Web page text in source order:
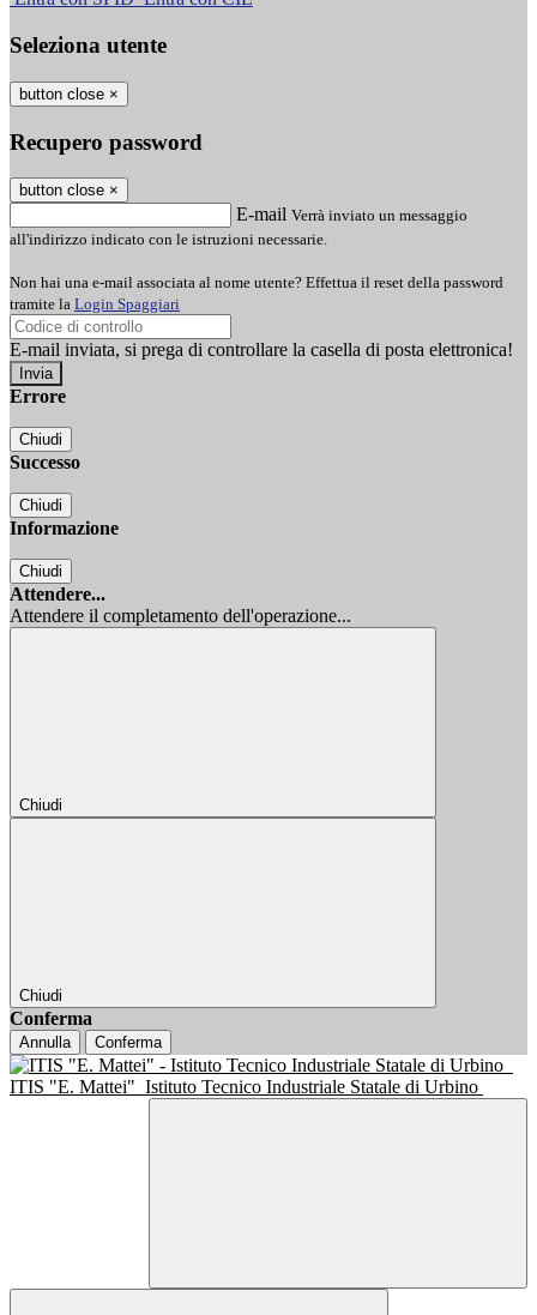
Seleziona utente
button close ×
Recupero password
button close ×
E-mail Verrà inviato un messaggio
all'indirizzo indicato con le istruzioni necessarie.
Non hai una e-mail associata al nome utente? Effettua il reset della password
tramite la Login Spaggiari
E-mail inviata, si prega di controllare la casella di posta elettronica!
Errore
Chiudi
Successo
Chiudi
Informazione
Chiudi
Attendere...
Attendere il completamento dell'operazione...
Chiudi
Chiudi
Conferma
Annulla Conferma
ITIS "E. Mattei" Istituto Tecnico Industriale Statale di Urbino